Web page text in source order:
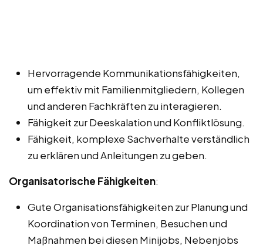
Hervorragende Kommunikationsfähigkeiten,
um effektiv mit Familienmitgliedern, Kollegen
und anderen Fachkräften zu interagieren.
Fähigkeit zur Deeskalation und Konfliktlösung.
Fähigkeit, komplexe Sachverhalte verständlich
zu erklären und Anleitungen zu geben.
Organisatorische Fähigkeiten:
Gute Organisationsfähigkeiten zur Planung und
Koordination von Terminen, Besuchen und
Maßnahmen bei diesen Minijobs, Nebenjobs